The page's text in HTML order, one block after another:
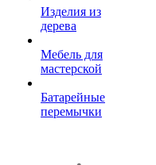
Изделия из
дерева
Мебель для
мастерской
Батарейные
перемычки